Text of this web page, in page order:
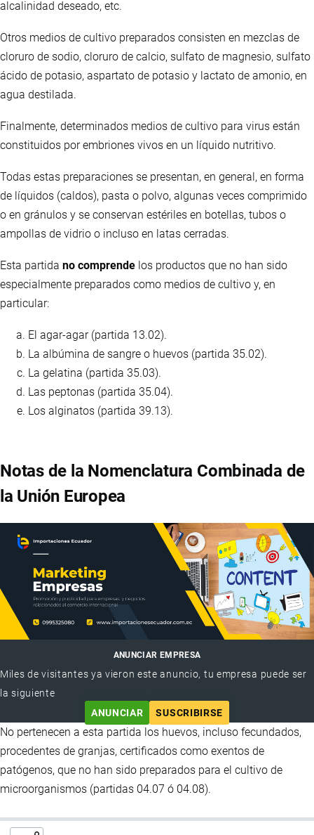
alcalinidad deseado, etc.
Otros medios de cultivo preparados consisten en mezclas de
cloruro de sodio, cloruro de calcio, sulfato de magnesio, sulfato
ácido de potasio, aspartato de potasio y lactato de amonio, en
agua destilada.
Finalmente, determinados medios de cultivo para virus están
constituidos por embriones vivos en un líquido nutritivo.
Todas estas preparaciones se presentan, en general, en forma
de líquidos (caldos), pasta o polvo, algunas veces comprimido
o en gránulos y se conservan estériles en botellas, tubos o
ampollas de vidrio o incluso en latas cerradas.
Esta partida no comprende los productos que no han sido
especialmente preparados como medios de cultivo y, en
particular:
El agar-agar (partida 13.02).
La albúmina de sangre o huevos (partida 35.02).
La gelatina (partida 35.03).
Las peptonas (partida 35.04).
Los alginatos (partida 39.13).
Notas de la Nomenclatura Combinada de
la Unión Europea
ANUNCIAR EMPRESA
Miles de visitantes ya vieron este anuncio, tu empresa puede ser
la siguiente
ANUNCIAR
SUSCRIBIRSE
No pertenecen a esta partida los huevos, incluso fecundados,
procedentes de granjas, certificados como exentos de
patógenos, que no han sido preparados para el cultivo de
microorganismos (partidas 04.07 ó 04.08).